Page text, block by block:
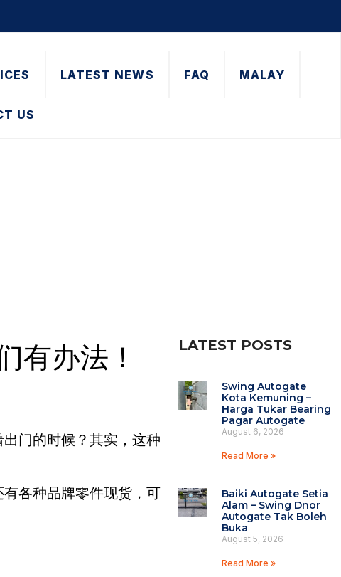
LATEST NEWS FAQ MALAY
US
有办法！
门的时候？其实，这种
各种品牌零件现货，可
LATEST POSTS
Swing Autogate
Kota Kemuning –
Harga Tukar Bearing
Pagar Autogate
August 6, 2026
Read More »
Baiki Autogate Setia
Alam – Swing Dnor
Autogate Tak Boleh
Buka
August 5, 2026
Read More »